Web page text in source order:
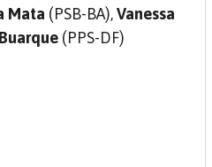
Mata (PSB-BA),Vanessa
(PPS-DF)